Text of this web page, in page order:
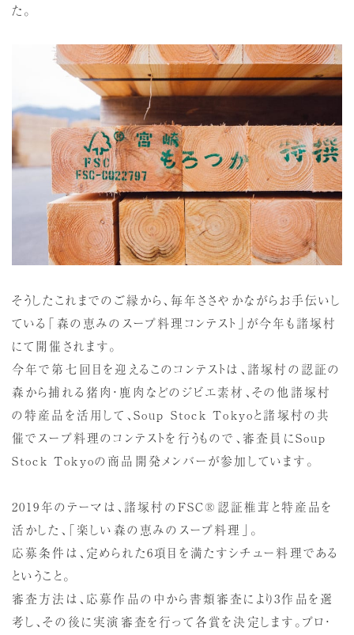
た。
そうしたこれまでのご縁から、毎年ささやかながらお手伝いし
ている「森の恵みのスープ料理コンテスト」が今年も諸塚村
にて開催されます。
今年で第七回目を迎えるこのコンテストは、諸塚村の認証の
森から捕れる猪肉・鹿肉などのジビエ素材、その他諸塚村
の特産品を活用して、Soup Stock Tokyoと諸塚村の共
催でスープ料理のコンテストを行うもので、審査員にSoup
Stock Tokyoの商品開発メンバーが参加しています。
2019年のテーマは、諸塚村のFSC®認証椎茸と特産品を
活かした、「楽しい森の恵みのスープ料理」。
応募条件は、定められた6項目を満たすシチュー料理である
ということ。
審査方法は、応募作品の中から書類審査により3作品を選
考し、その後に実演審査を行って各賞を決定します。プロ・